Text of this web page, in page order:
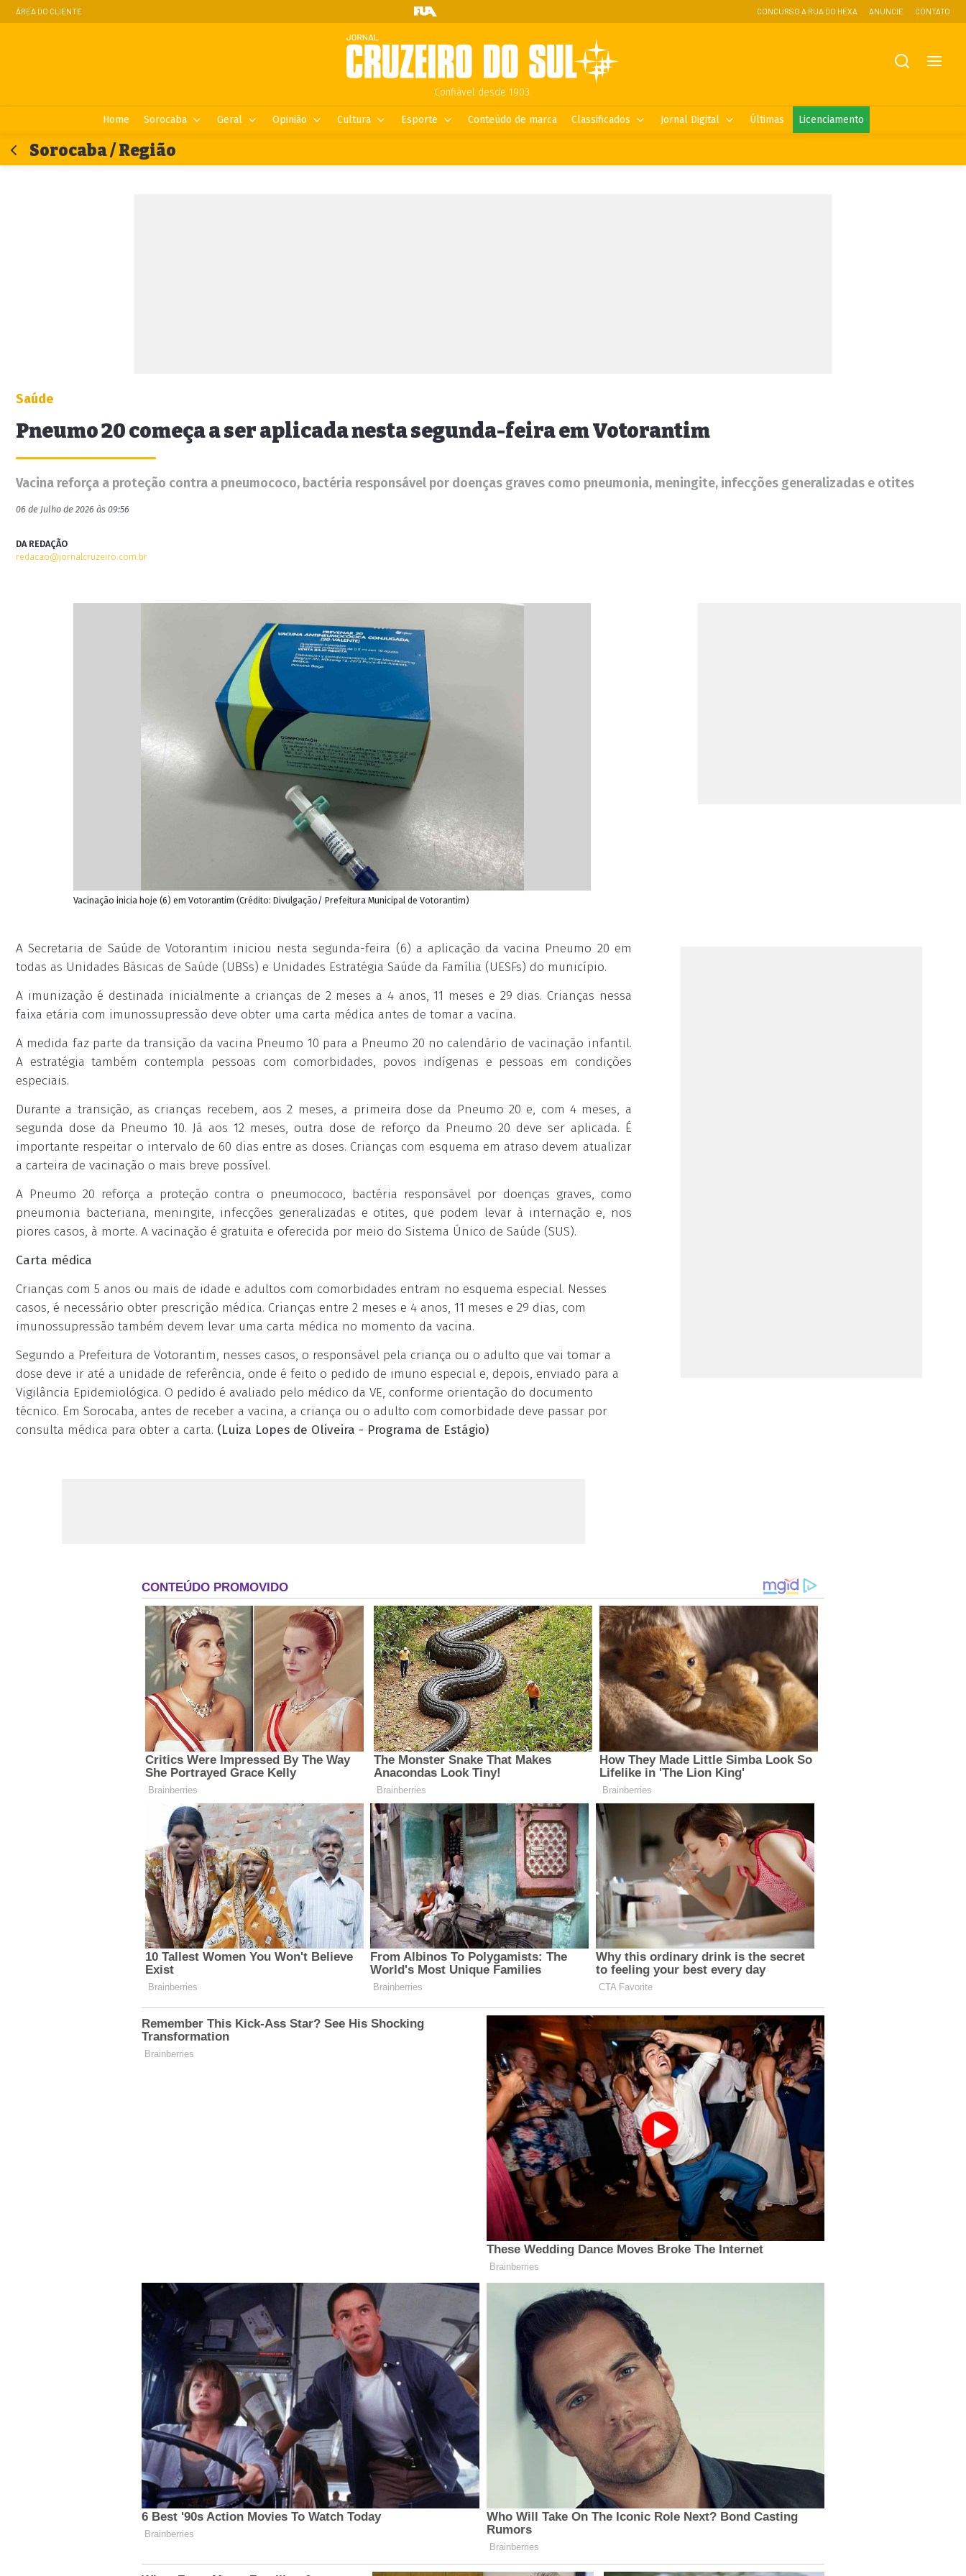
ÁREA DO CLIENTE CONCURSO A RUA DO HEXA ANUNCIE CONTATO
Confiável desde 1903.
Home Sorocaba Geral Opinião Cultura Esporte Conteúdo de marca Classificados Jornal Digital Últimas Licenciamento
Sorocaba / Região
Saúde
Pneumo 20 começa a ser aplicada nesta segunda-feira em Votorantim
Vacina reforça a proteção contra a pneumococo, bactéria responsável por doenças graves como pneumonia, meningite, infecções generalizadas e otites
06 de Julho de 2026 às 09:56
DA REDAÇÃO
redacao@jornalcruzeiro.com.br
Vacinação inicia hoje (6) em Votorantim (Crédito: Divulgação/ Prefeitura Municipal de Votorantim)
A Secretaria de Saúde de Votorantim iniciou nesta segunda-feira (6) a aplicação da vacina Pneumo 20 em
todas as Unidades Básicas de Saúde (UBSs) e Unidades Estratégia Saúde da Família (UESFs) do município.
A imunização é destinada inicialmente a crianças de 2 meses a 4 anos, 11 meses e 29 dias. Crianças nessa
faixa etária com imunossupressão deve obter uma carta médica antes de tomar a vacina.
A medida faz parte da transição da vacina Pneumo 10 para a Pneumo 20 no calendário de vacinação infantil.
A estratégia também contempla pessoas com comorbidades, povos indígenas e pessoas em condições
especiais.
Durante a transição, as crianças recebem, aos 2 meses, a primeira dose da Pneumo 20 e, com 4 meses, a
segunda dose da Pneumo 10. Já aos 12 meses, outra dose de reforço da Pneumo 20 deve ser aplicada. É
importante respeitar o intervalo de 60 dias entre as doses. Crianças com esquema em atraso devem atualizar
a carteira de vacinação o mais breve possível.
A Pneumo 20 reforça a proteção contra o pneumococo, bactéria responsável por doenças graves, como
pneumonia bacteriana, meningite, infecções generalizadas e otites, que podem levar à internação e, nos
piores casos, à morte. A vacinação é gratuita e oferecida por meio do Sistema Único de Saúde (SUS).
Carta médica
Crianças com 5 anos ou mais de idade e adultos com comorbidades entram no esquema especial. Nesses
casos, é necessário obter prescrição médica. Crianças entre 2 meses e 4 anos, 11 meses e 29 dias, com
imunossupressão também devem levar uma carta médica no momento da vacina.
Segundo a Prefeitura de Votorantim, nesses casos, o responsável pela criança ou o adulto que vai tomar a
dose deve ir até a unidade de referência, onde é feito o pedido de imuno especial e, depois, enviado para a
Vigilância Epidemiológica. O pedido é avaliado pelo médico da VE, conforme orientação do documento
técnico. Em Sorocaba, antes de receber a vacina, a criança ou o adulto com comorbidade deve passar por
consulta médica para obter a carta. (Luiza Lopes de Oliveira - Programa de Estágio)